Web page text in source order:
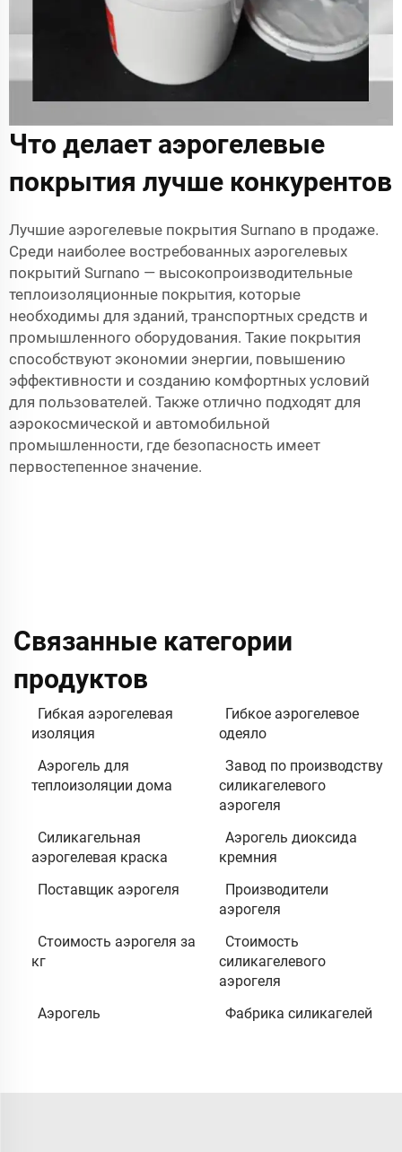
Что делает аэрогелевые
покрытия лучше конкурентов
Лучшие аэрогелевые покрытия Surnano в продаже.
Среди наиболее востребованных аэрогелевых
покрытий Surnano — высокопроизводительные
теплоизоляционные покрытия, которые
необходимы для зданий, транспортных средств и
промышленного оборудования. Такие покрытия
способствуют экономии энергии, повышению
эффективности и созданию комфортных условий
для пользователей. Также отлично подходят для
аэрокосмической и автомобильной
промышленности, где безопасность имеет
первостепенное значение.
Связанные категории
продуктов
Гибкая аэрогелевая
изоляция
Гибкое аэрогелевое
одеяло
Аэрогель для
теплоизоляции дома
Завод по производству
силикагелевого
аэрогеля
Силикагельная
аэрогелевая краска
Аэрогель диоксида
кремния
Поставщик аэрогеля
Производители
аэрогеля
Стоимость аэрогеля за
кг
Стоимость
силикагелевого
аэрогеля
Аэрогель
Фабрика силикагелей